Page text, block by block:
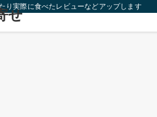
実際に食べたレビューなどアップします！
せ